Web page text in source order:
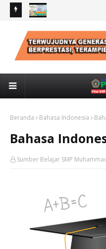
IPS
Beranda Bahasa Indonesia
Bahasa
Sumber Belajar SMP